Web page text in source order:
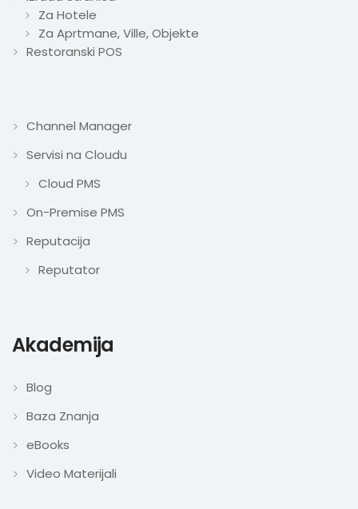
Za Hotele
Za Aprtmane, Ville, Objekte
Restoranski POS
Channel Manager
Servisi na Cloudu
Cloud PMS
On-Premise PMS
Reputacija
Reputator
Akademija
Blog
Baza Znanja
eBooks
Video Materijali